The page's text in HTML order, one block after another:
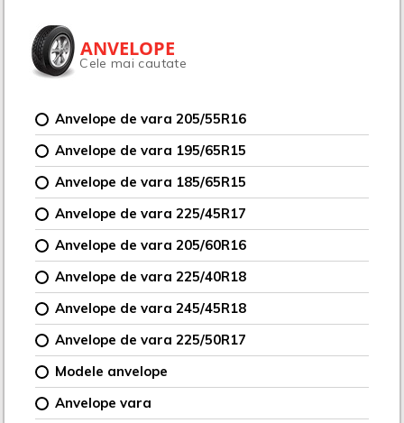
ANVELOPE
Cele mai cautate
Anvelope de vara 205/55R16
Anvelope de vara 195/65R15
Anvelope de vara 185/65R15
Anvelope de vara 225/45R17
Anvelope de vara 205/60R16
Anvelope de vara 225/40R18
Anvelope de vara 245/45R18
Anvelope de vara 225/50R17
Modele anvelope
Anvelope vara